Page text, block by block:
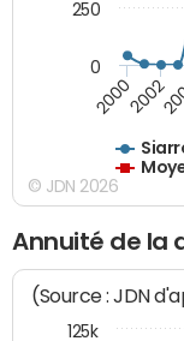
20002002
0
250
© JDN 2026
Annuité de la
(Source : JDN
125k